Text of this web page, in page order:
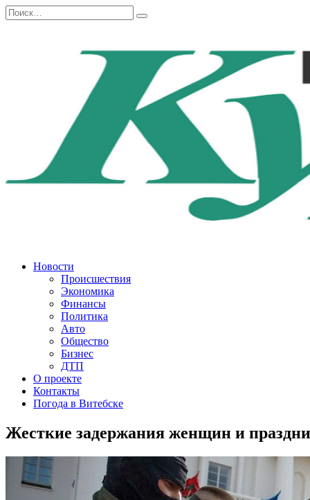
Перейти
к
Search
for:
Новости
Происшествия
Экономика
Финансы
Политика
Авто
Общество
Бизнес
ДТП
О проекте
Контакты
Погода в Витебске
Жесткие задержания женщин и